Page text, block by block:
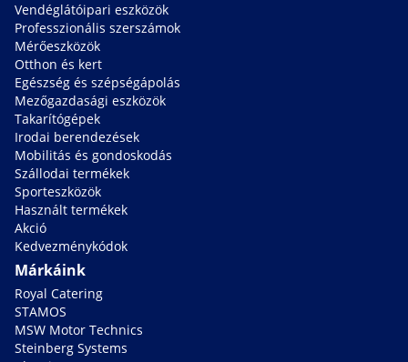
Vendéglátóipari eszközök
Professzionális szerszámok
Mérőeszközök
Otthon és kert
Egészség és szépségápolás
Mezőgazdasági eszközök
Takarítógépek
Irodai berendezések
Mobilitás és gondoskodás
Szállodai termékek
Sporteszközök
Használt termékek
Akció
Kedvezménykódok
Márkáink
Royal Catering
STAMOS
MSW Motor Technics
Steinberg Systems